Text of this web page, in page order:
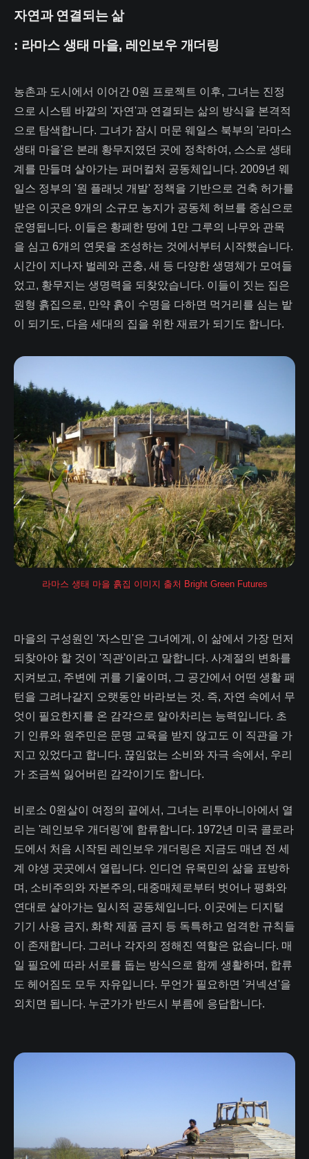
자연과 연결되는 삶
: 라마스 생태 마을, 레인보우 개더링
농촌과 도시에서 이어간 0원 프로젝트 이후, 그녀는 진정
으로 시스템 바깥의 '자연'과 연결되는 삶의 방식을 본격적
으로 탐색합니다. 그녀가 잠시 머문 웨일스 북부의 '라마스
생태 마을'은 본래 황무지였던 곳에 정착하여, 스스로 생태
계를 만들며 살아가는 퍼머컬처 공동체입니다. 2009년 웨
일스 정부의 '원 플래닛 개발' 정책을 기반으로 건축 허가를
받은 이곳은 9개의 소규모 농지가 공동체 허브를 중심으로
운영됩니다. 이들은 황폐한 땅에 1만 그루의 나무와 관목
을 심고 6개의 연못을 조성하는 것에서부터 시작했습니다.
시간이 지나자 벌레와 곤충, 새 등 다양한 생명체가 모여들
었고, 황무지는 생명력을 되찾았습니다. 이들이 짓는 집은
원형 흙집으로, 만약 흙이 수명을 다하면 먹거리를 심는 밭
이 되기도, 다음 세대의 집을 위한 재료가 되기도 합니다.
라마스 생태 마을 흙집 이미지 출처 Bright Green Futures
마을의 구성원인 '자스민'은 그녀에게, 이 삶에서 가장 먼저
되찾아야 할 것이 '직관'이라고 말합니다. 사계절의 변화를
지켜보고, 주변에 귀를 기울이며, 그 공간에서 어떤 생활 패
턴을 그려나갈지 오랫동안 바라보는 것. 즉, 자연 속에서 무
엇이 필요한지를 온 감각으로 알아차리는 능력입니다. 초
기 인류와 원주민은 문명 교육을 받지 않고도 이 직관을 가
지고 있었다고 합니다. 끊임없는 소비와 자극 속에서, 우리
가 조금씩 잃어버린 감각이기도 합니다.
비로소 0원살이 여정의 끝에서, 그녀는 리투아니아에서 열
리는 '레인보우 개더링'에 합류합니다. 1972년 미국 콜로라
도에서 처음 시작된 레인보우 개더링은 지금도 매년 전 세
계 야생 곳곳에서 열립니다. 인디언 유목민의 삶을 표방하
며, 소비주의와 자본주의, 대중매체로부터 벗어나 평화와
연대로 살아가는 일시적 공동체입니다. 이곳에는 디지털
기기 사용 금지, 화학 제품 금지 등 독특하고 엄격한 규칙들
이 존재합니다. 그러나 각자의 정해진 역할은 없습니다. 매
일 필요에 따라 서로를 돕는 방식으로 함께 생활하며, 합류
도 헤어짐도 모두 자유입니다. 무언가 필요하면 '커넥션'을
외치면 됩니다. 누군가가 반드시 부름에 응답합니다.